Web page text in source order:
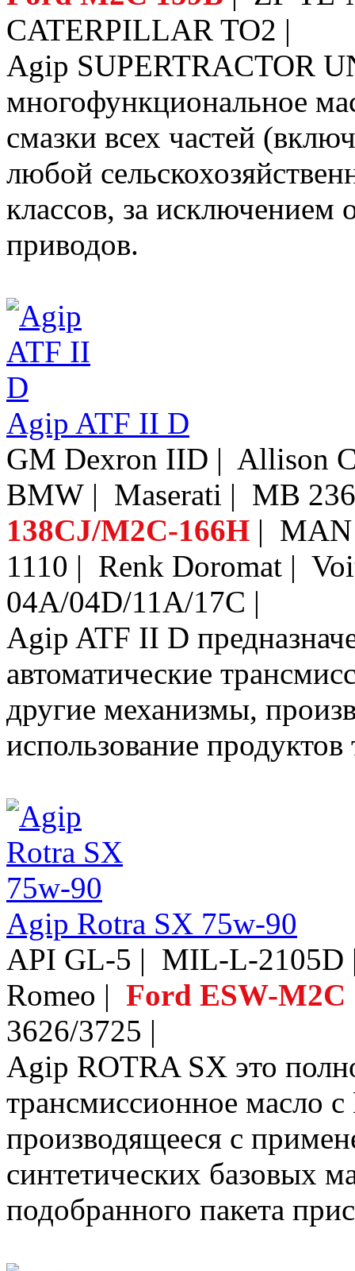
CATERPILLAR TO2 |
Agip SUPERTRACTOR
многофункциональное
смазки всех частей
любой
классов, за исключением
приводов.
Agip ATF II D
GM Dexron IID | Allison
BMW | Maserati | MB
138CJ/M2C-166H | MAN
1110 | Renk Doromat |
04A/04D/11A/17C |
Agip ATF II D
автоматические
другие механизмы,
использование
Agip Rotra SX 75w-90
API GL-5 | MIL-L-
Romeo | Ford ESW-M2C
3626/3725 |
Agip ROTRA SX это
трансмиссионное масло с
производящееся с
синтетических базовых
подобранного пакета